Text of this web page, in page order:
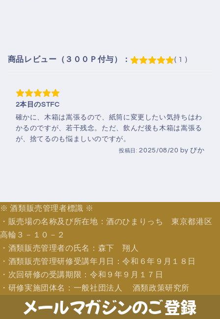
商品レビュー（３００Ｐ付与）： ( 1 )
2本目のSTFC
確かに、木箱は嵩張るので、紙筒に変更したい気持ちはわ
かるのですが、若干残念。ただ、飲んだ後も木箱は嵩張る
が、捨てるのも悩ましいのですが。
投稿日: 2025/08/20 by ぴか
※ 酒類販売管理者標識 ※
・販売場の名称及び所在地：酒のひまりっち 東京都港区
高輪３－１０－２
・酒類販売管理者の氏名：森下 翔人
・酒類販売管理研修受講年月日：令和６年９月１８日
・次回研修の受講期限：令和９年９月１７日
・研修実施団体名：一般社団法人 酒類政策研究所
メールマガジンのご登録